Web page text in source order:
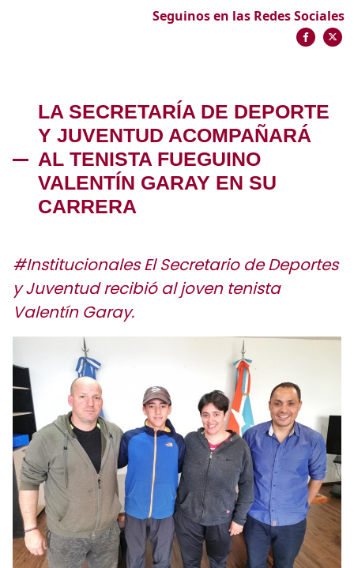
Seguinos en las Redes Sociales
LA SECRETARÍA DE DEPORTE
Y JUVENTUD ACOMPAÑARÁ
AL TENISTA FUEGUINO
VALENTÍN GARAY EN SU
CARRERA
#Institucionales El Secretario de Deportes
y Juventud recibió al joven tenista
Valentín Garay.